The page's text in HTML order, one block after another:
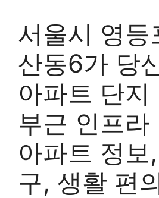
서울시 영등
산동6가 당
아파트 단지
부근 인프라
아파트 정보
구, 생활 편